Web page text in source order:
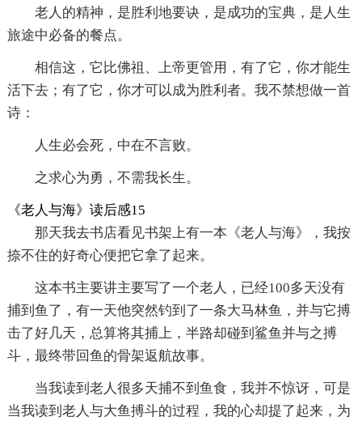
老人的精神，是胜利地要诀，是成功的宝典，是人生
旅途中必备的餐点。
相信这，它比佛祖、上帝更管用，有了它，你才能生
活下去；有了它，你才可以成为胜利者。我不禁想做一首
诗：
人生必会死，中在不言败。
之求心为勇，不需我长生。
《老人与海》读后感15
那天我去书店看见书架上有一本《老人与海》，我按
捺不住的好奇心便把它拿了起来。
这本书主要讲主要写了一个老人，已经100多天没有
捕到鱼了，有一天他突然钓到了一条大马林鱼，并与它搏
击了好几天，总算将其捕上，半路却碰到鲨鱼并与之搏
斗，最终带回鱼的骨架返航故事。
当我读到老人很多天捕不到鱼食，我并不惊讶，可是
当我读到老人与大鱼搏斗的过程，我的心却提了起来，为